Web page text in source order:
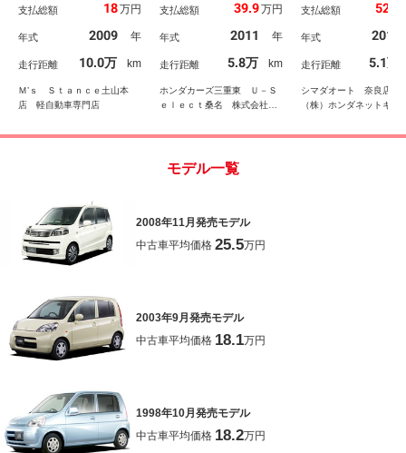
イザー パワステ パワ
イール ２ＷＤ ４ＡＴ
支払総額 18万円
年式 2009 年
走行距離 10.0万 km
Ｍ’ｓ Ｓｔａｎｃｅ土山本
店 軽自動車専門店
ー フロアマット ワン
スエントリー パワーウ
インドウ パワステ Ｓ
ＲＳエアバック ＰＳ
支払総額 39.9万円
年式 2011 年
走行距離 5.8万 km
ホンダカーズ三重東 Ｕ－Ｓ
ｅｌｅｃｔ桑名 株式会社ホ
ＵＳＢ ミュージッ
ホイール 衝突安全
ィ エアコン パワ
テアリング
支払総額 52.8
年式 2011
走行距離 5.1万
シマダオート 奈良店
（株）ホンダネットキン
モデル一覧
2008年11月発売モデル
中古車平均価格 25.5万円
2003年9月発売モデル
中古車平均価格 18.1万円
1998年10月発売モデル
中古車平均価格 18.2万円